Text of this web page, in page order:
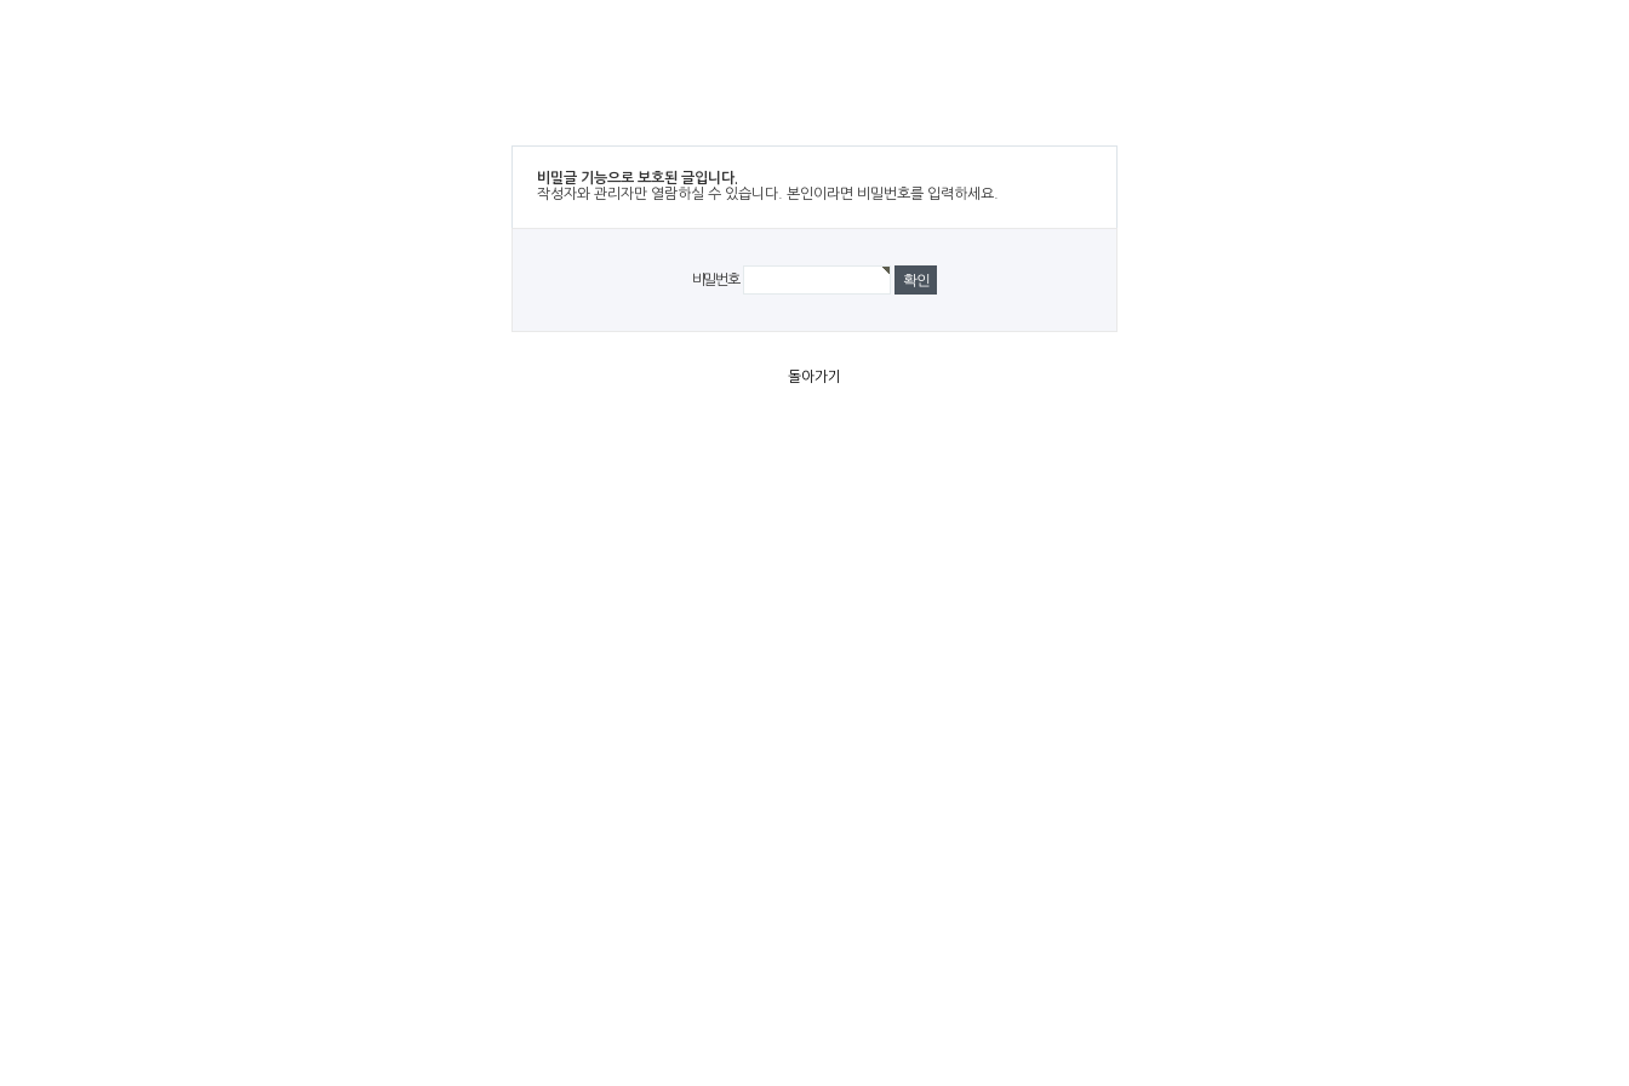
비밀글 기능으로 보호된 글입니다.
작성자와 관리자만 열람하실 수 있습니다. 본인이라면 비밀번호를 입력하세요.
비밀번호
돌아가기